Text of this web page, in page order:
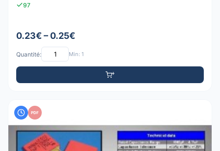
97
0.23€ – 0.25€
Quantité: Min: 1
PDF